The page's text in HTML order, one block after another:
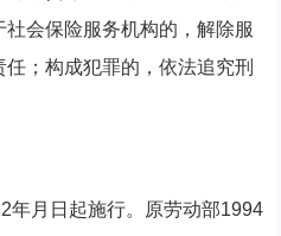
会保险服务机构的，解除服
；构成犯罪的，依法追究刑
月日起施行。原劳动部1994